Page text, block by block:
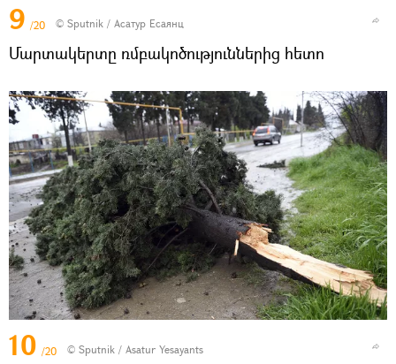
9 /20 © Sputnik / Асатур Есаянц
Մարտակերտը ռմբակոծություններից հետո
10 /20 © Sputnik / Asatur Yesayants